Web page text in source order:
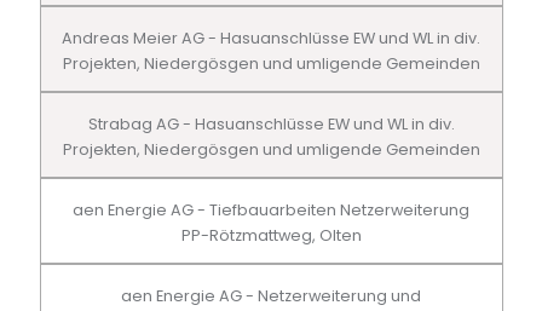
Andreas Meier AG - Hasuanschlüsse EW und WL in div.
Projekten, Niedergösgen und umligende Gemeinden
Strabag AG - Hasuanschlüsse EW und WL in div.
Projekten, Niedergösgen und umligende Gemeinden
aen Energie AG - Tiefbauarbeiten Netzerweiterung
PP-Rötzmattweg, Olten
aen Energie AG - Netzerweiterung und